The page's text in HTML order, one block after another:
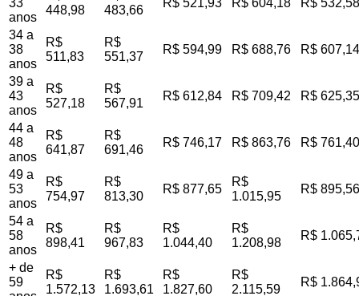
33
anos
448,98
483,66
R$ 521,93 R$ 604,18 R$ 532,58
34 a
38
anos
R$
511,83
R$
551,37
R$ 594,99 R$ 688,76 R$ 607,14
39 a
43
anos
R$
527,18
R$
567,91
R$ 612,84 R$ 709,42 R$ 625,35
44 a
48
anos
R$
641,87
R$
691,46
R$ 746,17 R$ 863,76 R$ 761,40
49 a
53
anos
R$
754,97
R$
813,30
R$ 877,65
R$
1.015,95
R$ 895,56
54 a
58
anos
R$
898,41
R$
967,83
R$
1.044,40
R$
1.208,98
R$
+ de
59
R$
1.572,13
R$
1.693,61
R$
1.827,60
R$
2.115,59
R$